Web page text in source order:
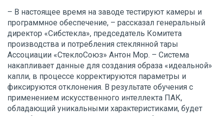
– В настоящее время на заводе тестируют камеры и
программное обеспечение, – рассказал генеральный
директор «Сибстекла», председатель Комитета
производства и потребления стеклянной тары
Ассоциации «СтеклоСоюз» Антон Мор. – Система
накапливает данные для создания образа «идеальной»
капли, в процессе корректируются параметры и
фиксируются отклонения. В результате обучения с
применением искусственного интеллекта ПАК,
обладающий уникальными характеристиками, будет